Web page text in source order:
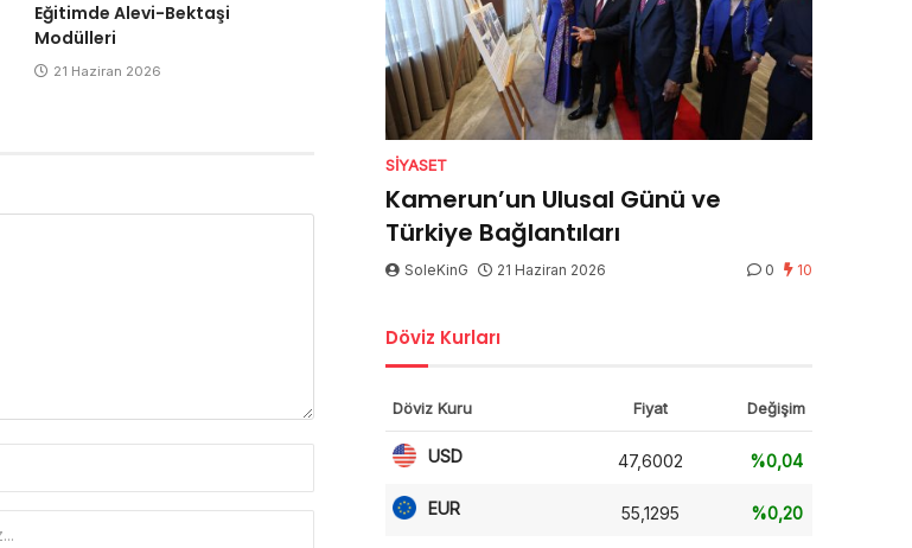
Eğitimde Alevi-Bektaşi
Modülleri
21 Haziran 2026
SIYASET
Kamerun’un Ulusal Günü ve
Türkiye Bağlantıları
SoleKinG 21 Haziran 2026 0 10
Döviz Kurları
Döviz Kuru Fiyat Değişim
USD 47,6002 %0,04
EUR 55,1295 %0,20